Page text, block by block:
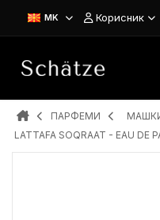
MK Корисник
ПАРФЕМИ
LATTAFA SOQRAAT - EAU DE